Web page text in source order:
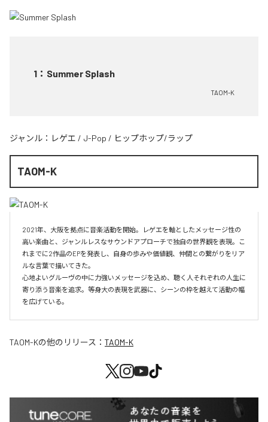
1 ： Summer Splash
TAOM-K
ジャンル： レゲエ / J-Pop / ヒップホップ/ラップ
TAOM-K
2021年、大阪を拠点に音楽活動を開始。レゲエを軸としたメッセージ性の
高い楽曲と、ジャンルレスなサウンドアプローチで独自の世界観を表現。こ
れまでに2作品のEPを発表し、自身の歩みや価値観、仲間との繋がりをリア
ルな言葉で描いてきた。
心地よいグルーヴの中に力強いメッセージを込め、聴く人それぞれの人生に
寄り添う音楽を追求。等身大の表現を武器に、シーンの枠を越えて活動の幅
TAOM-Kの他のリリース： TAOM-K